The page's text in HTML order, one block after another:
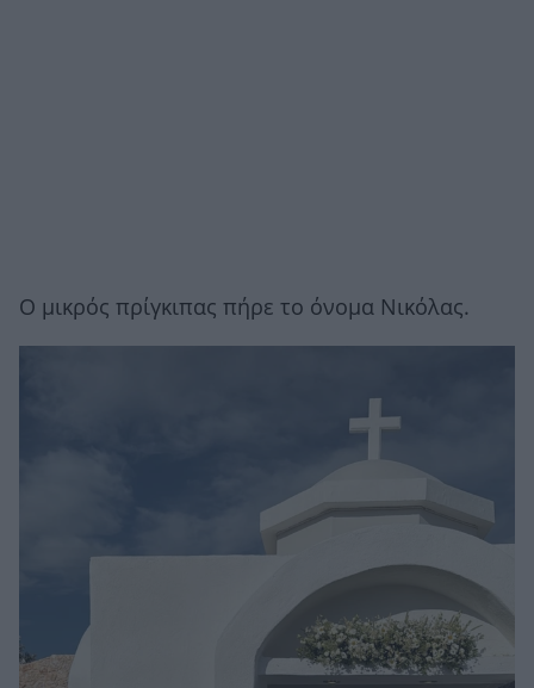
Ο μικρός πρίγκιπας πήρε το όνομα Νικόλας.